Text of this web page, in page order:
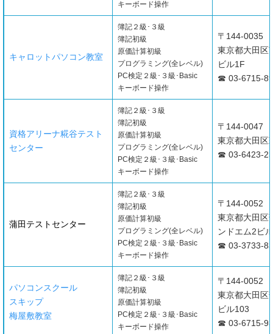
キーボード操作
キャロットパソコン教室
簿記２級･３級
簿記初級
原価計算初級
プログラミング(全レベル)
PC検定２級･３級･Basic
キーボード操作
〒144-0035
東京都大田
ビル1F
☎ 03-6715-
資格アリーナ糀谷テスト
センター
簿記２級･３級
簿記初級
原価計算初級
プログラミング(全レベル)
PC検定２級･３級･Basic
キーボード操作
〒144-0047
東京都大田区
☎ 03-6423-
蒲田テストセンター
簿記２級･３級
簿記初級
原価計算初級
プログラミング(全レベル)
PC検定２級･３級･Basic
キーボード操作
〒144-0052
東京都大田
ンドエム2ビ
☎ 03-3733-
パソコンスクール
スキップ
梅屋敷教室
簿記２級･３級
簿記初級
原価計算初級
PC検定２級･３級･Basic
キーボード操作
〒144-0052
東京都大田
ビル103
☎ 03-6715-